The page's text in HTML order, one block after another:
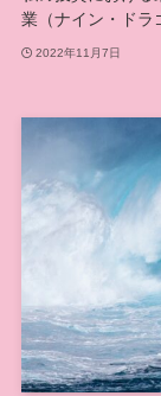
業（ナイン・ドラ
2022年11月7日